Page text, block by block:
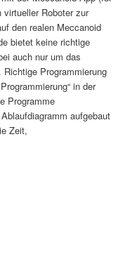
Roboter zur
den realen Meccanoid
bietet keine richtige
auch nur um das
Programmierung
in der
Programme
aufgebaut
Zeit,